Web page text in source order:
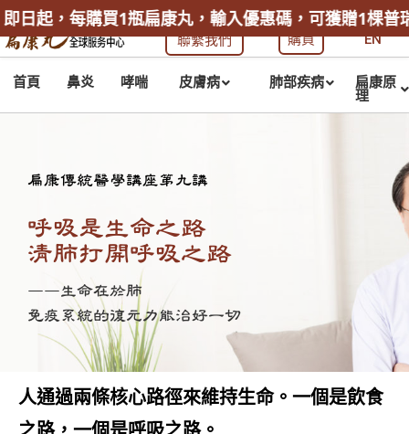
每購買1瓶扁康丸，輸入優惠碼，可獲贈1棵普瑞堂玄
聯繫我們 購買 EN
首頁 鼻炎 哮喘 皮膚病 肺部疾病
扁康原
理
扁康傳統醫學講座第九講
呼吸是生命之路
清肺打開呼吸之路
——生命在於肺
免疫系統的復元力能治好一切
人通過兩條核心路徑來維持生命。一個是飲食